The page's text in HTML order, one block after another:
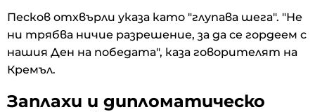
Песков отхвърли указа като "глупава шега". "Не
ни трябва ничие разрешение, за да се гордеем с
нашия Ден на победата", каза говорителят на
Кремъл.
Заплахи и дипломатическо